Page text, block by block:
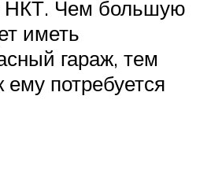
НКТ. Чем большую
иметь
гараж, тем
потребуется